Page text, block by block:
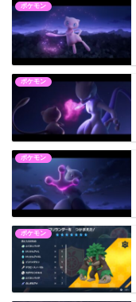
ポケモン
ポケモン
ポケモン
ポケモン